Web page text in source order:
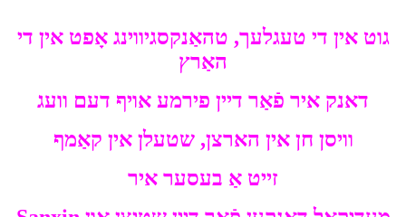
גוט אין די טעגלעך, טהאַנקסגיווינג אָפט אין די
האַרץ
דאנק איר פֿאַר דיין פירמע אויף דעם וועג
וויסן חן אין הארצן, שטעלן אין קאַמף
זייט אַ בעסער איר